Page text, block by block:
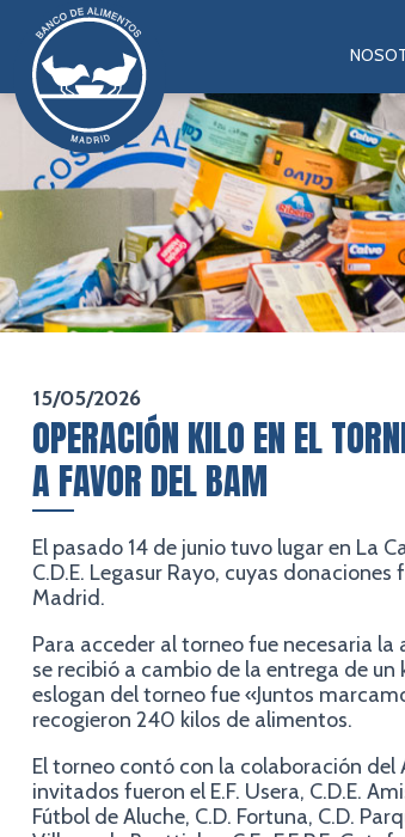
15/05/2026
OPERACIÓN KILO EN EL
A FAVOR DEL BAM
El pasado 14 de junio tuvo lugar en La
C.D.E. Legasur Rayo, cuyas
Madrid.
Para acceder al torneo fue necesaria
se recibió a cambio de la entrega de
eslogan del torneo fue «Juntos
recogieron 240 kilos de alimentos.
El torneo contó con la colaboración del
invitados fueron el E.F. Usera, C.D.E.
Fútbol de Aluche, C.D. Fortuna, C.D.